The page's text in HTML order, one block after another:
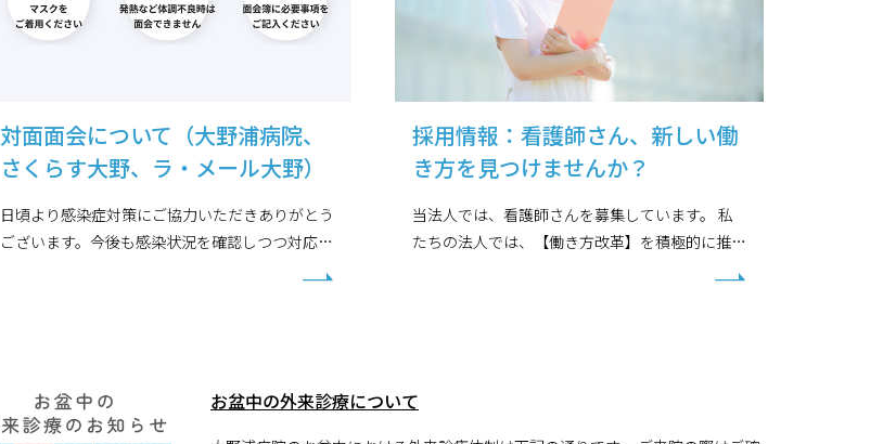
対面面会について（大野浦病院、
さくらす大野、ラ・メール大野）
日頃より感染症対策にご協力いただきありがとう
ございます。今後も感染状況を確認しつつ対応し
てまいります。皆さまにはご不便、ご心配をおか
採用情報：看護師さん、新しい働
き方を見つけませんか？
当法人では、看護師さんを募集しています。 私
たちの法人では、【働き方改革】を積極的に推進
し、自分らしい働き方を選択できる環境を提供し
お盆中の外来診療について